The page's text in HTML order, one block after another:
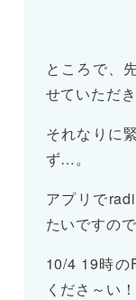
ところで、
せていただき
それなりに
ず…。
アプリで
たいですので
10/4 19時の
くださ～い！